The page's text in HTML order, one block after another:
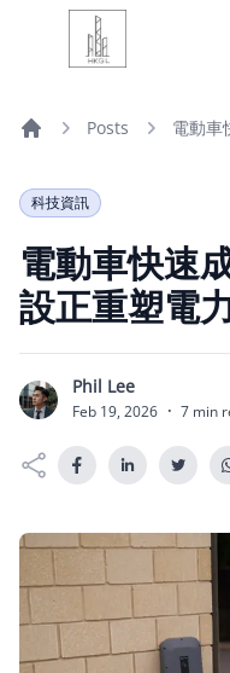
Posts
科技資訊
電動車快速
設正重塑電
P Phil Lee
Feb 19, 2026 · 7 min